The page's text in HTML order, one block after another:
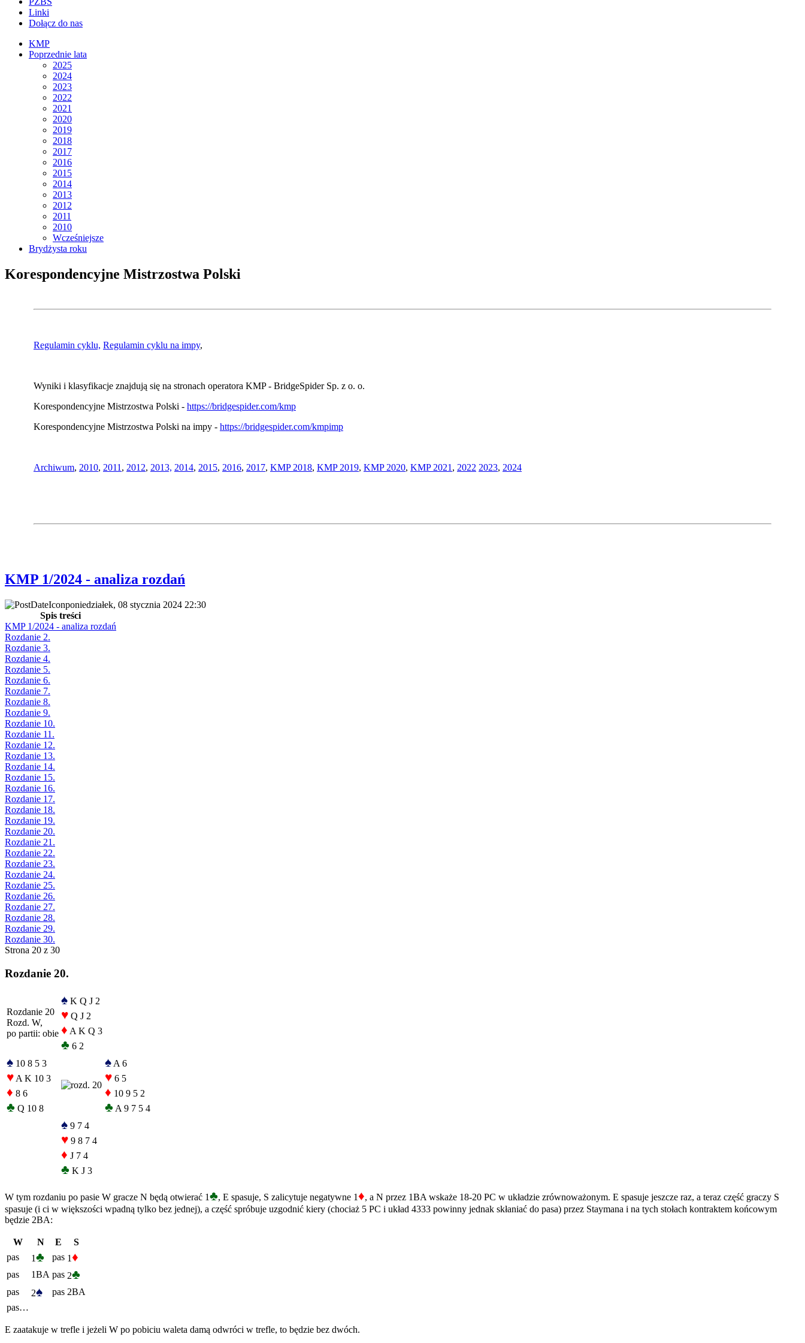
Linki
Dołącz do nas
KMP
Poprzednie lata
2025
2024
2023
2022
2021
2020
2019
2018
2017
2016
2015
2014
2013
2012
2011
2010
Wcześniejsze
Brydżysta roku
Korespondencyjne Mistrzostwa Polski
Regulamin cyklu, Regulamin cyklu na impy,
Wyniki i klasyfikacje znajdują się na stronach operatora KMP - BridgeSpider Sp. z o. o.
Korespondencyjne Mistrzostwa Polski - https://bridgespider.com/kmp
Korespondencyjne Mistrzostwa Polski na impy - https://bridgespider.com/kmpimp
Archiwum, 2010, 2011 , 2012, 2013, 2014, 2015, 2016, 2017, KMP 2018, KMP 2019, KMP 2020, KMP 2021 , 2022 2023, 2024
KMP 1/2024 - analiza rozdań
poniedziałek, 08 stycznia 2024 22:30
Spis treści
KMP 1/2024 - analiza rozdań
Rozdanie 2.
Rozdanie 3.
Rozdanie 4.
Rozdanie 5.
Rozdanie 6.
Rozdanie 7.
Rozdanie 8.
Rozdanie 9.
Rozdanie 10.
Rozdanie 11.
Rozdanie 12.
Rozdanie 13.
Rozdanie 14.
Rozdanie 15.
Rozdanie 16.
Rozdanie 17.
Rozdanie 18.
Rozdanie 19.
Rozdanie 20.
Rozdanie 21.
Rozdanie 22.
Rozdanie 23.
Rozdanie 24.
Rozdanie 25.
Rozdanie 26.
Rozdanie 27.
Rozdanie 28.
Rozdanie 29.
Rozdanie 30.
Strona 20 z 30
Rozdanie 20.
Rozdanie 20
Rozd. W,
po partii: obie
♠ K Q J 2
♥ Q J 2
♦ A K Q 3
♣ 6 2
♠ 10 8 5 3
♥ A K 10 3
♦ 8 6
♣ Q 10 8
♠ A 6
♥ 6 5
♦ 10 9 5 2
♣ A 9 7 5 4
♠ 9 7 4
♥ 9 8 7 4
♦ J 7 4
♣ K J 3
W tym rozdaniu po pasie W gracze N będą otwierać 1♣, E spasuje, S zalicytuje negatywne 1♦, a N przez 1BA wskaże 18-20 PC w układzie zrównoważonym. E spasuje jeszcze raz, a teraz część graczy S
spasuje (i ci w większości wpadną tylko bez jednej), a część spróbuje uzgodnić kiery (chociaż 5 PC i układ 4333 powinny jednak skłaniać do pasa) przez Staymana i na tych stołach kontraktem końcowym
będzie 2BA:
W N E
S
pas
1♣ pas 1♦
pas 1BA pas 2♣
pas 2♠ pas 2BA
pas…
E zaatakuje w trefle i jeżeli W po pobiciu waleta damą odwróci w trefle, to będzie bez dwóch.